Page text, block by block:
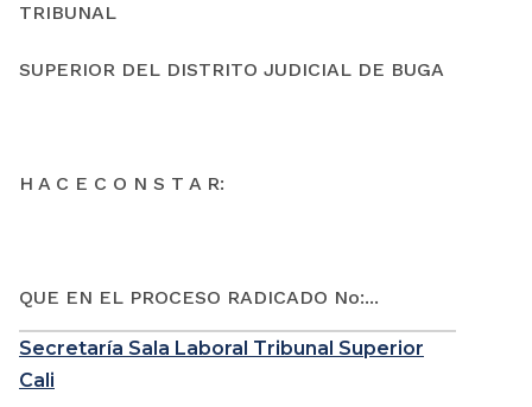
TRIBUNAL
SUPERIOR DEL DISTRITO JUDICIAL DE BUGA
H A C E C O N S T A R:
QUE EN EL PROCESO RADICADO No:...
Secretaría Sala Laboral Tribunal Superior
Cali